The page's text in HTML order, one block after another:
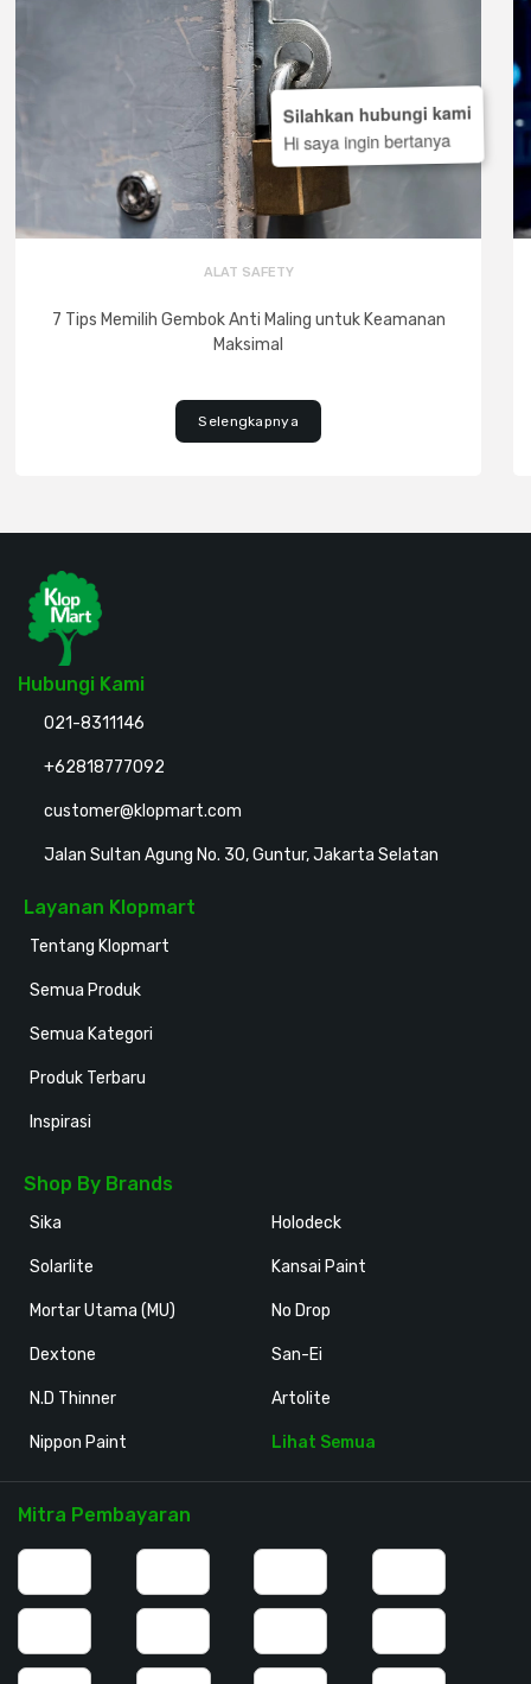
ALAT SAFETY
7 Tips Memilih Gembok Anti Maling untuk Keamanan
Maksimal
Selengkapnya
Hubungi Kami
021-8311146
+62818777092
customer@klopmart.com
Jalan Sultan Agung No. 30, Guntur, Jakarta Selatan
Layanan Klopmart
Tentang Klopmart
Semua Produk
Semua Kategori
Produk Terbaru
Inspirasi
Shop By Brands
Sika
Solarlite
Mortar Utama (MU)
Dextone
N.D Thinner
Nippon Paint
Holodeck
Kansai Paint
No Drop
San-Ei
Artolite
Lihat Semua
Mitra Pembayaran
Silahkan hubungi kami
Hi saya ingin bertanya